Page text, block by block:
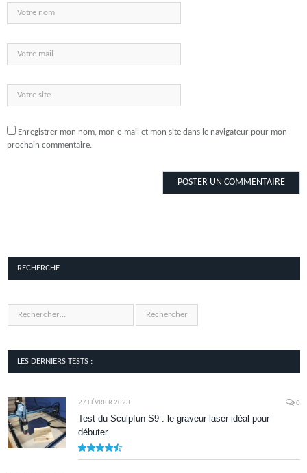
Enregistrer mon nom, mon e-mail et mon site dans le navigateur pour mon
prochain commentaire.
RECHERCHE
LES DERNIERS TESTS :
27 FÉVRIER 2023 0
Test du Sculpfun S9 : le graveur laser idéal pour
débuter